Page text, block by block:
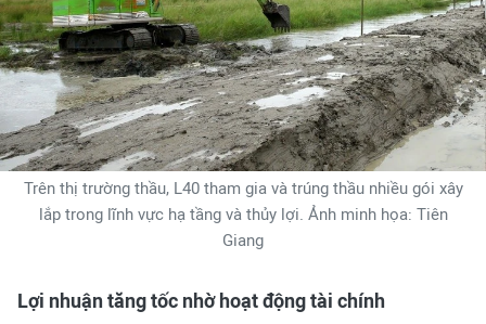
Trên thị trường thầu, L40 tham gia và trúng thầu nhiều gói xây
lắp trong lĩnh vực hạ tầng và thủy lợi. Ảnh minh họa: Tiên
Giang
Lợi nhuận tăng tốc nhờ hoạt động tài chính